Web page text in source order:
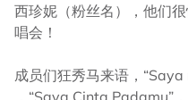
西珍妮（粉丝名），他们
唱会！
成员们狂秀马来语，